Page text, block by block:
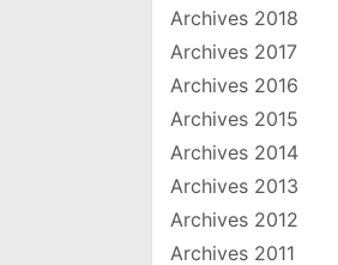
Archives 2018
Archives 2017
Archives 2016
Archives 2015
Archives 2014
Archives 2013
Archives 2012
Archives 2011